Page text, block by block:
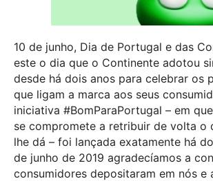
10 de junho, Dia de Portugal e das
este o dia que o Continente adotou
desde há dois anos para celebrar os
que ligam a marca aos seus
iniciativa #BomParaPortugal – em
se compromete a retribuir de volta o
lhe dá – foi lançada exatamente há
de junho de 2019 agradecíamos a
consumidores depositaram em nós e